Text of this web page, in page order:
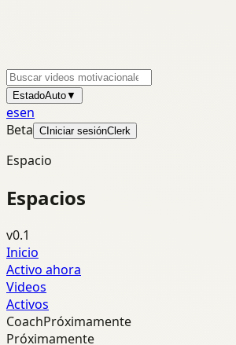
EstadoAuto▼
esen
Beta C Iniciar sesiónClerk
Espacio
Espacios
v0.1
Inicio
Activo ahora
Videos
Activos
CoachPróximamente
Próximamente